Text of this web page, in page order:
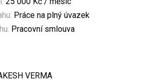
Práce na plný úvazek
Pracovní smlouva
VERMA